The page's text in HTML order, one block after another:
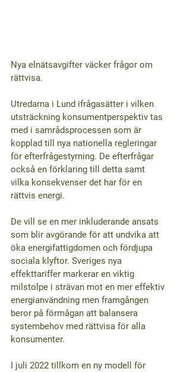
Nya elnätsavgifter väcker frågor om
rättvisa.
Utredarna i Lund ifrågasätter i vilken
utsträckning konsumentperspektiv tas
med i samrådsprocessen som är
kopplad till nya nationella regleringar
för efterfrågestyrning. De efterfrågar
också en förklaring till detta samt
vilka konsekvenser det har för en
rättvis energi.
De vill se en mer inkluderande ansats
som blir avgörande för att undvika att
öka energifattigdomen och fördjupa
sociala klyftor. Sveriges nya
effekttariffer markerar en viktig
milstolpe i strävan mot en mer effektiv
energianvändning men framgången
beror på förmågan att balansera
systembehov med rättvisa för alla
konsumenter.
I juli 2022 tillkom en ny modell för